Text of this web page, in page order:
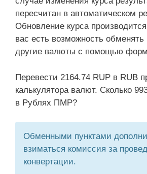
пересчитан в автоматическом
Обновление курса
вас есть возможность
другие валюты с помощью
Перевести 2164.74 RUP в RUB
калькулятора валют. Сколько
в Рублях ПМР?
Обменными пунктами
взиматься комиссия за
конвертации.